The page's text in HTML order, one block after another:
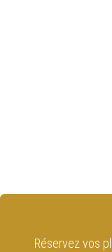
Réservez vos